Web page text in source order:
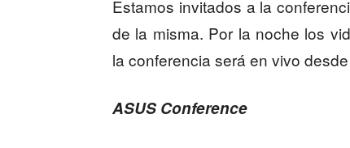
Estamos invitados a la
de la misma. Por la noche los
la conferencia será en vivo
ASUS Conference